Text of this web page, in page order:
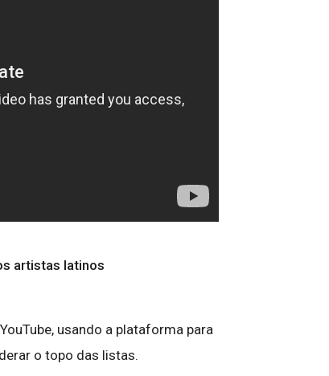
artistas latinos
usando a plataforma para
o topo das listas.